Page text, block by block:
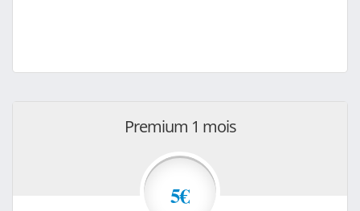
Premium 1 mois
5€